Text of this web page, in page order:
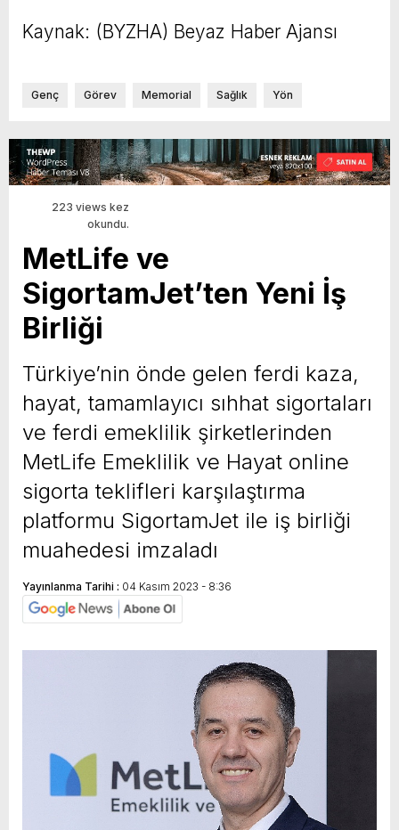
Kaynak: (BYZHA) Beyaz Haber Ajansı
Genç Görev Memorial Sağlık Yön
223 views kez
okundu.
MetLife ve
SigortamJet’ten Yeni İş
Birliği
Türkiye’nin önde gelen ferdi kaza,
hayat, tamamlayıcı sıhhat sigortaları
ve ferdi emeklilik şirketlerinden
MetLife Emeklilik ve Hayat online
sigorta teklifleri karşılaştırma
platformu SigortamJet ile iş birliği
muahedesi imzaladı
Yayınlanma Tarihi : 04 Kasım 2023 - 8:36